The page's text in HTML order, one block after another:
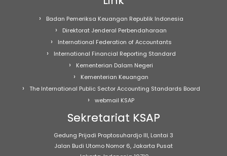
Badan Pemeriksa Keuangan Republik Indonesia
Direktorat Jenderal Perbendaharaan
International Federation of Accountants
International Financial Reporting Standard
Kementerian Dalam Negeri
Kementerian Keuangan
The International Public Sector Accounting Standards Board
webmail KSAP
Sekretariat KSAP
Gedung Prijadi Praptosuhardjo III, Lantai 3
Jalan Budi Utomo Nomor 6, Jakarta Pusat